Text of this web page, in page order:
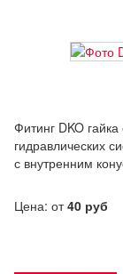
Фитинг DKO
гидравлических
с внутренним
Цена: от40 руб